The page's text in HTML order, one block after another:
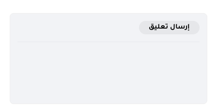
إرسال تعليق